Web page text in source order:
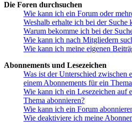
Die Foren durchsuchen
Wie kann ich ein Forum oder
Weshalb erhalte ich bei der Suche
Warum bekomme ich bei der
Wie kann ich nach Mitgliedern
Wie kann ich meine eigenen
Abonnements und Lesezeichen
Was ist der Unterschied zwischen
einem Abonnements für ein
Wie kann ich ein Lesezeichen auf
Thema abonnieren?
Wie kann ich ein Forum
Wie deaktiviere ich meine